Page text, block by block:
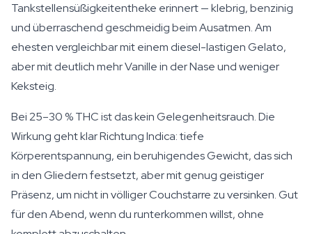
Tankstellensüßigkeitentheke erinnert — klebrig, benzinig
und überraschend geschmeidig beim Ausatmen. Am
ehesten vergleichbar mit einem diesel-lastigen Gelato,
aber mit deutlich mehr Vanille in der Nase und weniger
Keksteig.
Bei 25–30 % THC ist das kein Gelegenheitsrauch. Die
Wirkung geht klar Richtung Indica: tiefe
Körperentspannung, ein beruhigendes Gewicht, das sich
in den Gliedern festsetzt, aber mit genug geistiger
Präsenz, um nicht in völliger Couchstarre zu versinken. Gut
für den Abend, wenn du runterkommen willst, ohne